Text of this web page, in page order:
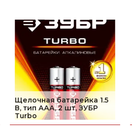
Щелочная батарейка 1.5
В, тип ААА, 2 шт, ЗУБР
Turbo